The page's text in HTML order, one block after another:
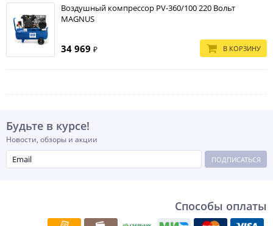
Воздушный компрессор PV-360/100 220 Вольт
МAGNUS
34 969 ₽ В КОРЗИНУ
Будьте в курсе!
Новости, обзоры и акции
ПОДПИСАТЬСЯ
Способы оплаты